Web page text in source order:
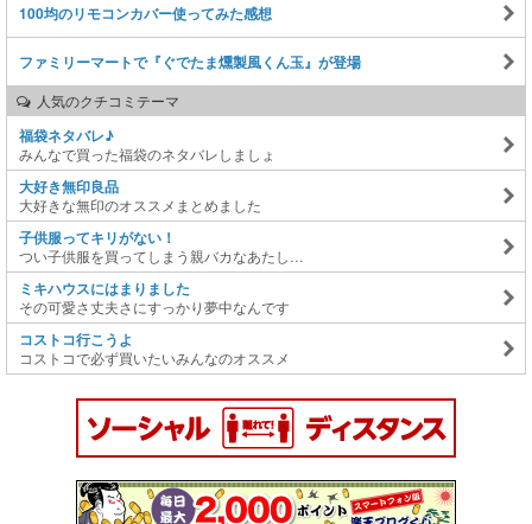
100均のリモコンカバー使ってみた感想
ファミリーマートで『ぐでたま燻製風くん玉』が登場
人気のクチコミテーマ
福袋ネタバレ♪
みんなで買った福袋のネタバレしましょ
大好き無印良品
大好きな無印のオススメまとめました
子供服ってキリがない！
つい子供服を買ってしまう親バカなあたし…
ミキハウスにはまりました
その可愛さ丈夫さにすっかり夢中なんです
コストコ行こうよ
コストコで必ず買いたいみんなのオススメ